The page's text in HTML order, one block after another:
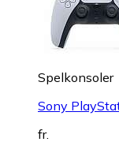
Spelkonsoler
Sony
fr.